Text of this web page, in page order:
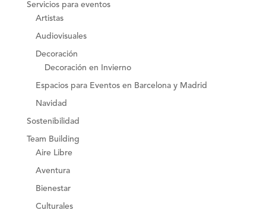
Servicios para eventos
Artistas
Audiovisuales
Decoración
Decoración en Invierno
Espacios para Eventos en Barcelona y Madrid
Navidad
Sostenibilidad
Team Building
Aire Libre
Aventura
Bienestar
Culturales